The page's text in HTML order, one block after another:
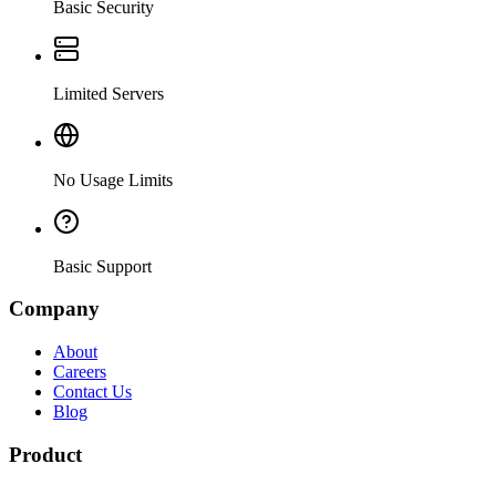
Basic Security
Limited Servers
No Usage Limits
Basic Support
Company
About
Careers
Contact Us
Blog
Product